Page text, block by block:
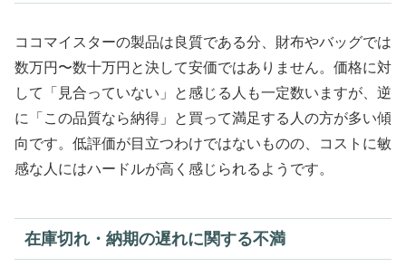
ココマイスターの製品は良質である分、財布やバッグでは
数万円〜数十万円と決して安価ではありません。価格に対
して「見合っていない」と感じる人も一定数いますが、逆
に「この品質なら納得」と買って満足する人の方が多い傾
向です。低評価が目立つわけではないものの、コストに敏
感な人にはハードルが高く感じられるようです。
在庫切れ・納期の遅れに関する不満